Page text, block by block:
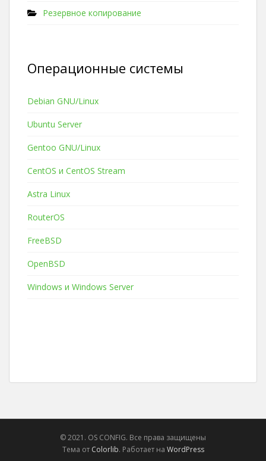
Резервное копирование
Операционные системы
Debian GNU/Linux
Ubuntu Server
Gentoo GNU/Linux
CentOS и CentOS Stream
Astra Linux
RouterOS
FreeBSD
OpenBSD
Windows и Windows Server
© 2021. OS CONFIG. Все права защищены
Тема от Colorlib. Работает на WordPress